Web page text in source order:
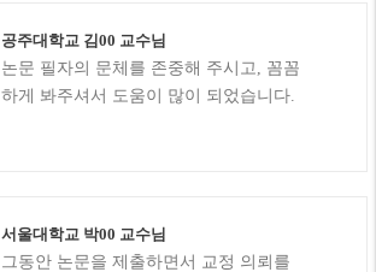
공주대학교 김00 교수님
논문 필자의 문체를 존중해 주시고, 꼼꼼
하게 봐주셔서 도움이 많이 되었습니다.
서울대학교 박00 교수님
그동안 논문을 제출하면서 교정 의뢰를